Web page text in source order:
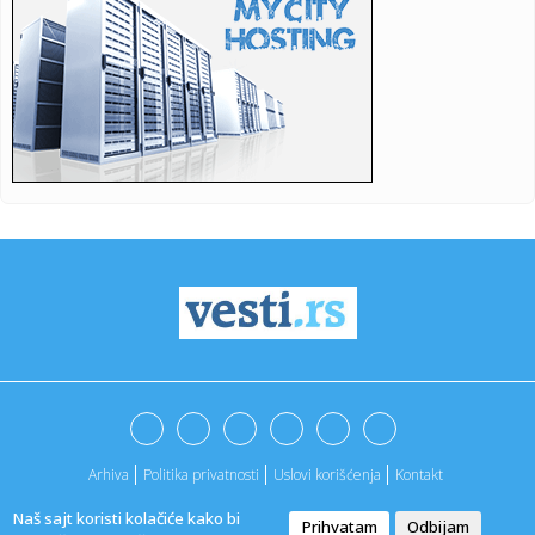
Naš sajt koristi kolačiće kako bi
Prihvatam Odbijam
07:55:Malo ko je znao: Evo šta od škole ima Bora Santana!
07:52:Nova eskalacija na istoku: Snažan udar na Odesu;
Proglašena vaz...
07:51:Šta se dešava sa mozgom kada ne unosite dovoljno
masti?
Vatra ne posustaje: Deliblatska peščara i dalje u plamenu,
Blokaderi "vetirali" svoje kandidate: Na spisku za
izbacivanje i ...
07:41:Severna Koreja preporučuje supu od psećeg mesa kao lek
Arhiva Politika privatnosti Uslovi korišćenja Kontakt